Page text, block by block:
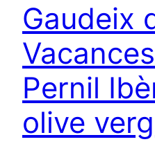
Gaudeix
Pernil
olive